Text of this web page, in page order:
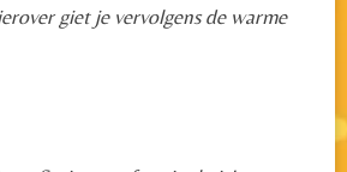
giet je vervolgens de warme